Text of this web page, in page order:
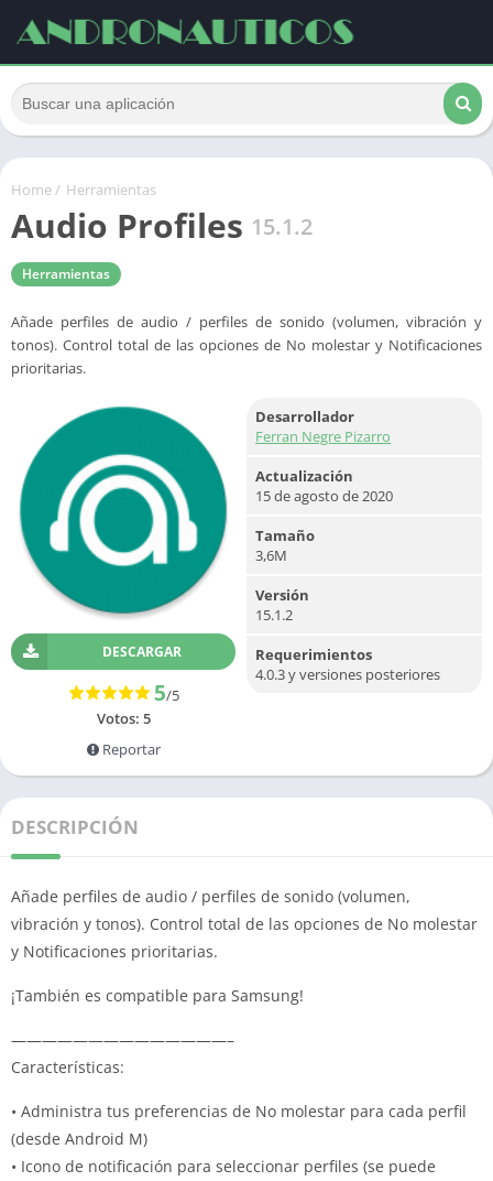
Home/ Herramientas
Audio Profiles 15.1.2
Herramientas
Añade perfiles de audio / perfiles de sonido (volumen, vibración y
tonos). Control total de las opciones de No molestar y Notificaciones
prioritarias.
DESCARGAR
5/5
Votos: 5
Reportar
Desarrollador
Ferran Negre Pizarro
Actualización
15 de agosto de 2020
Tamaño
3,6M
Versión
15.1.2
Requerimientos
4.0.3 y versiones posteriores
DESCRIPCIÓN
Añade perfiles de audio / perfiles de sonido (volumen,
vibración y tonos). Control total de las opciones de No molestar
y Notificaciones prioritarias.
¡También es compatible para Samsung!
——————————————–
Características:
• Administra tus preferencias de No molestar para cada perfil
(desde Android M)
• Icono de notificación para seleccionar perfiles (se puede